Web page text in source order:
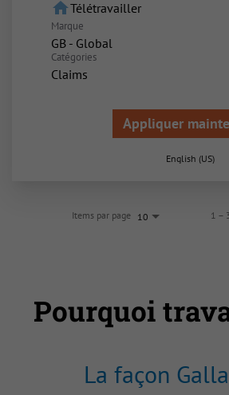
homeTélétravailler
Marque
GB - Global
Catégories
Claims
Appliquer
English (US)
Items par page 10 1 –
Pourquoi
La façon